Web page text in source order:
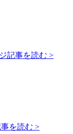
記事を読む >
を読む >